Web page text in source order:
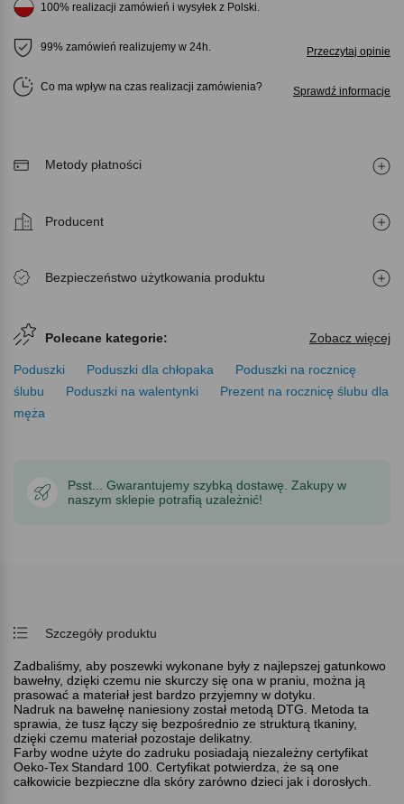
100% realizacji zamówień i wysyłek z Polski.
99% zamówień realizujemy w 24h. Przeczytaj opinie
Co ma wpływ na czas realizacji zamówienia Sprawdź informacje
Metody płatności
Producent
Bezpieczeństwo użytkowania produktu
Polecane kategorie: Zobacz więcej
Poduszki Poduszki dla chłopaka
Poduszki na rocznicę
ślubu
Poduszki na walentynki
Prezent na rocznicę ślubu dla
męża
Psst... Gwarantujemy szybką dostawę. Zakupy w
naszym sklepie potrafią uzależnić!
Szczegóły produktu
Zadbaliśmy, aby poszewki wykonane były z najlepszej gatunkowo
bawełny, dzięki czemu nie skurczy się ona w praniu, można ją
prasować a materiał jest bardzo przyjemny w dotyku.
Nadruk na bawełnę naniesiony został metodą DTG. Metoda ta
sprawia, że tusz łączy się bezpośrednio ze strukturą tkaniny,
dzięki czemu materiał pozostaje delikatny.
Farby wodne użyte do zadruku posiadają niezależny certyfikat
Oeko-Tex Standard 100. Certyfikat potwierdza, że są one
całkowicie bezpieczne dla skóry zarówno dzieci jak i dorosłych.